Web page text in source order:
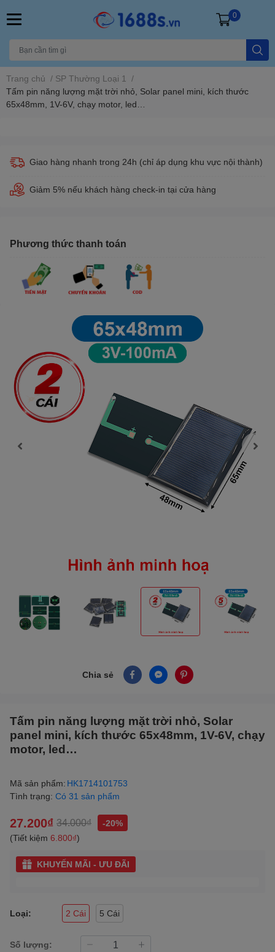
0
Trang chủ / SP Thường Loại 1
/
Tấm pin năng lượng mặt trời nhỏ, Solar panel mini, kích thước
65x48mm, 1V-6V, chạy motor, led…
Giao hàng nhanh trong 24h (chỉ áp dụng khu vực nội thành)
Giảm 5% nếu khách hàng check-in tại cửa hàng
Phương thức thanh toán
Chia sẻ
Tấm pin năng lượng mặt trời nhỏ, Solar
panel mini, kích thước 65x48mm, 1V-6V, chạy
motor, led…
Mã sản phẩm: HK1714101753
Tình trạng: Có 31 sản phẩm
27.200₫ 34.000₫
-20%
(Tiết kiệm 6.800₫)
KHUYẾN MÃI - ƯU ĐÃI
Loại: 2 Cái 5 Cái
Số lượng: